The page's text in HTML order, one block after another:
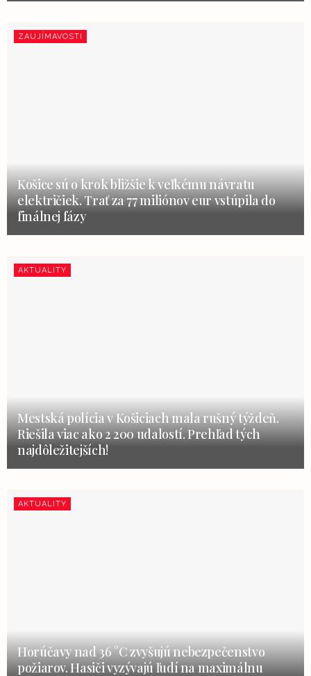
ZAUJÍMAVOSTI
Košice sú o krok bližšie k veľkému návratu
električiek. Trať za 77 miliónov eur vstúpila do
finálnej fázy
AKTUALITY
Mestská polícia v Košiciach mala rušný týždeň.
Riešila viac ako 2 200 udalostí. Prehľad tých
najdôležitejších!
AKTUALITY
Horúčavy nad 36 °C zvyšujú nebezpečenstvo
požiarov. Hasiči vyzývajú ľudí na maximálnu